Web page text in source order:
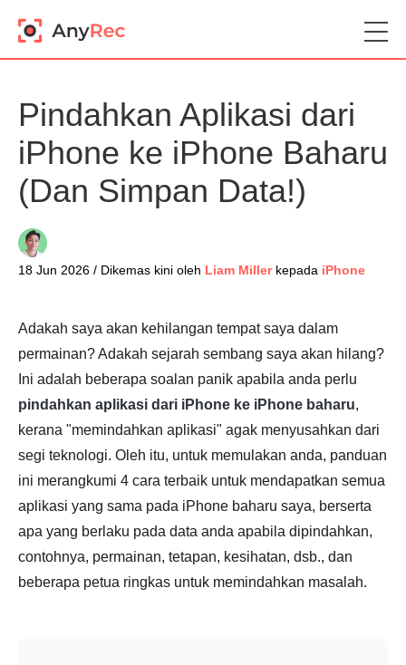
Pindahkan Aplikasi dari
iPhone ke iPhone Baharu
(Dan Simpan Data!)
18 Jun 2026 / Dikemas kini oleh Liam Millerkepada iPhone
Adakah saya akan kehilangan tempat saya dalam
permainan? Adakah sejarah sembang saya akan hilang?
Ini adalah beberapa soalan panik apabila anda perlu
pindahkan aplikasi dari iPhone ke iPhone baharu,
kerana "memindahkan aplikasi" agak menyusahkan dari
segi teknologi. Oleh itu, untuk memulakan anda, panduan
ini merangkumi 4 cara terbaik untuk mendapatkan semua
aplikasi yang sama pada iPhone baharu saya, berserta
apa yang berlaku pada data anda apabila dipindahkan,
contohnya, permainan, tetapan, kesihatan, dsb., dan
beberapa petua ringkas untuk memindahkan masalah.